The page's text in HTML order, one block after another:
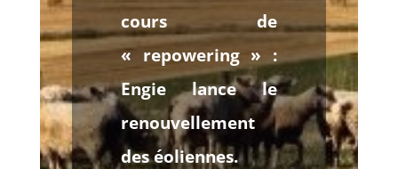
cours de
« repowering » :
Engie lance le
renouvellement
des éoliennes.